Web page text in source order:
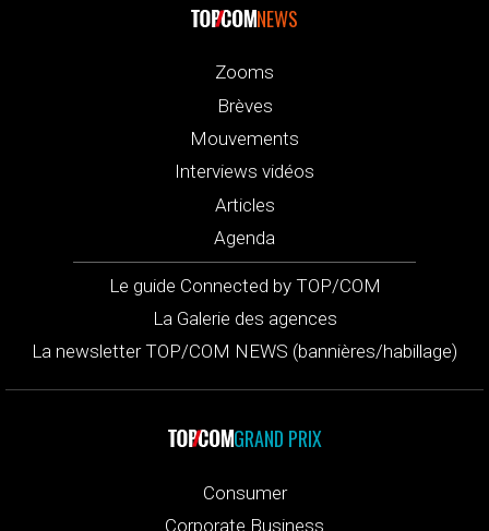
NEWS
Zooms
Brèves
Mouvements
Interviews vidéos
Articles
Agenda
Le guide Connected by TOP/COM
La Galerie des agences
La newsletter TOP/COM NEWS (bannières/habillage)
GRAND PRIX
Consumer
Corporate Business